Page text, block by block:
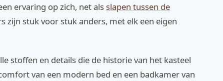
ervaring op zich, net alsslapen tussen de
zijn stuk voor stuk anders, met elk een eigen
stoffen en details die de historie van het kasteel
van een modern bed en een badkamer van